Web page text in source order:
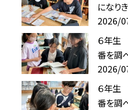
になり
2026/
６年
番を調
2026/
６年
番を調